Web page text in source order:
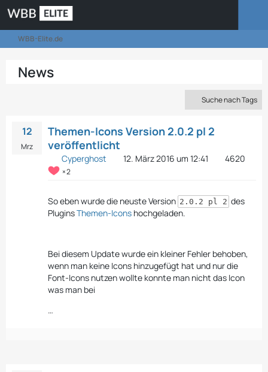
WBB-Elite.de
News
Suche nach Tags
12
Mrz
Themen-Icons Version 2.0.2 pl 2
veröffentlicht
Cyperghost 12. März 2016 um 12:41 4620
2
So eben wurde die neuste Version 2.0.2 pl 2 des
PluginsThemen-Icons hochgeladen.
Bei diesem Update wurde ein kleiner Fehler behoben,
wenn man keine Icons hinzugefügt hat und nur die
Font-Icons nutzen wollte konnte man nicht das Icon
was man bei
…